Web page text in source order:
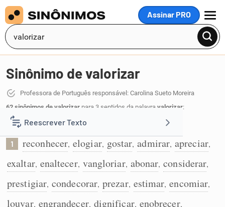
Assinar PRO
MENU
Reescrever Texto
Resumir Texto
Corrigir Texto
Sinônimo de valorizar
Professora de Português responsável: Carolina Sueto Moreira
62 sinônimos de valorizar para 3 sentidos da palavra valorizar:
Dar valor ou importância a algo:
1 reconhecer, elogiar, gostar, admirar, apreciar,
exaltar, enaltecer, vangloriar, abonar, considerar,
prestigiar, condecorar, prezar, estimar, encomiar,
louvar, engrandecer, dignificar, enobrecer,